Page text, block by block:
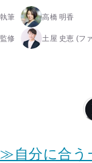
執筆 高橋 明香
監修 土屋 史恵 (フ
≫自分に合う